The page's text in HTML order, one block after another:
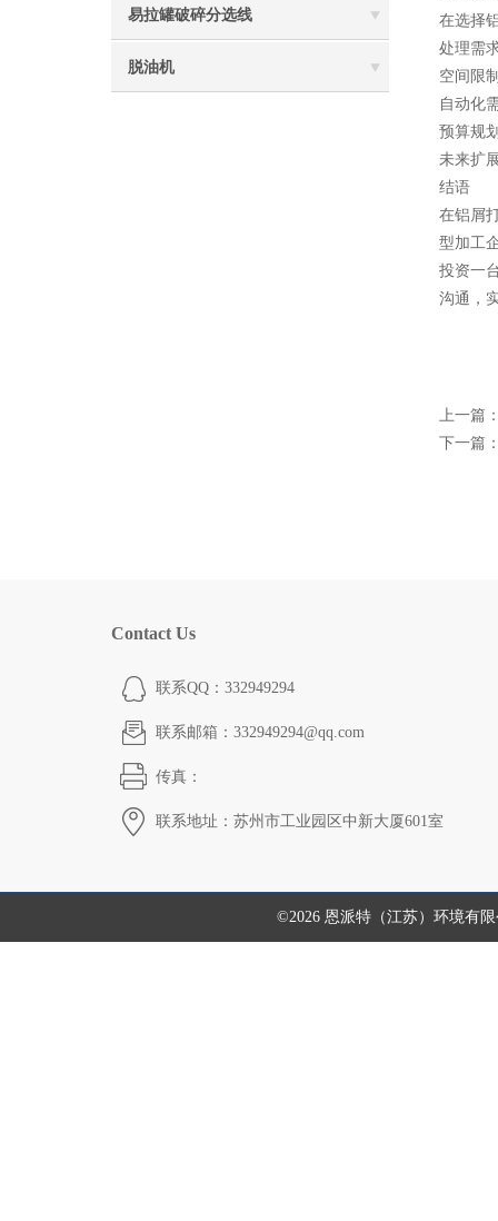
易拉罐破碎分选线
脱油机
在选择
处理需
空间限
自动化
预算规
未来扩
结语
在铝屑
型加工
投资一
沟通，
上一篇
下一篇
Contact Us
联系QQ：332949294
联系邮箱：332949294@qq.com
传真：
联系地址：苏州市工业园区中新大厦601室
©2026 恩派特（江苏）环境有